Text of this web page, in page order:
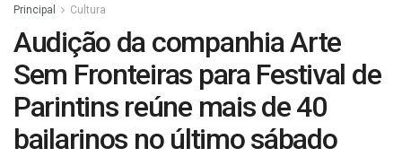
Principal Cultura
Audição da companhia Arte
Sem Fronteiras para Festival de
Parintins reúne mais de 40
bailarinos no último sábado